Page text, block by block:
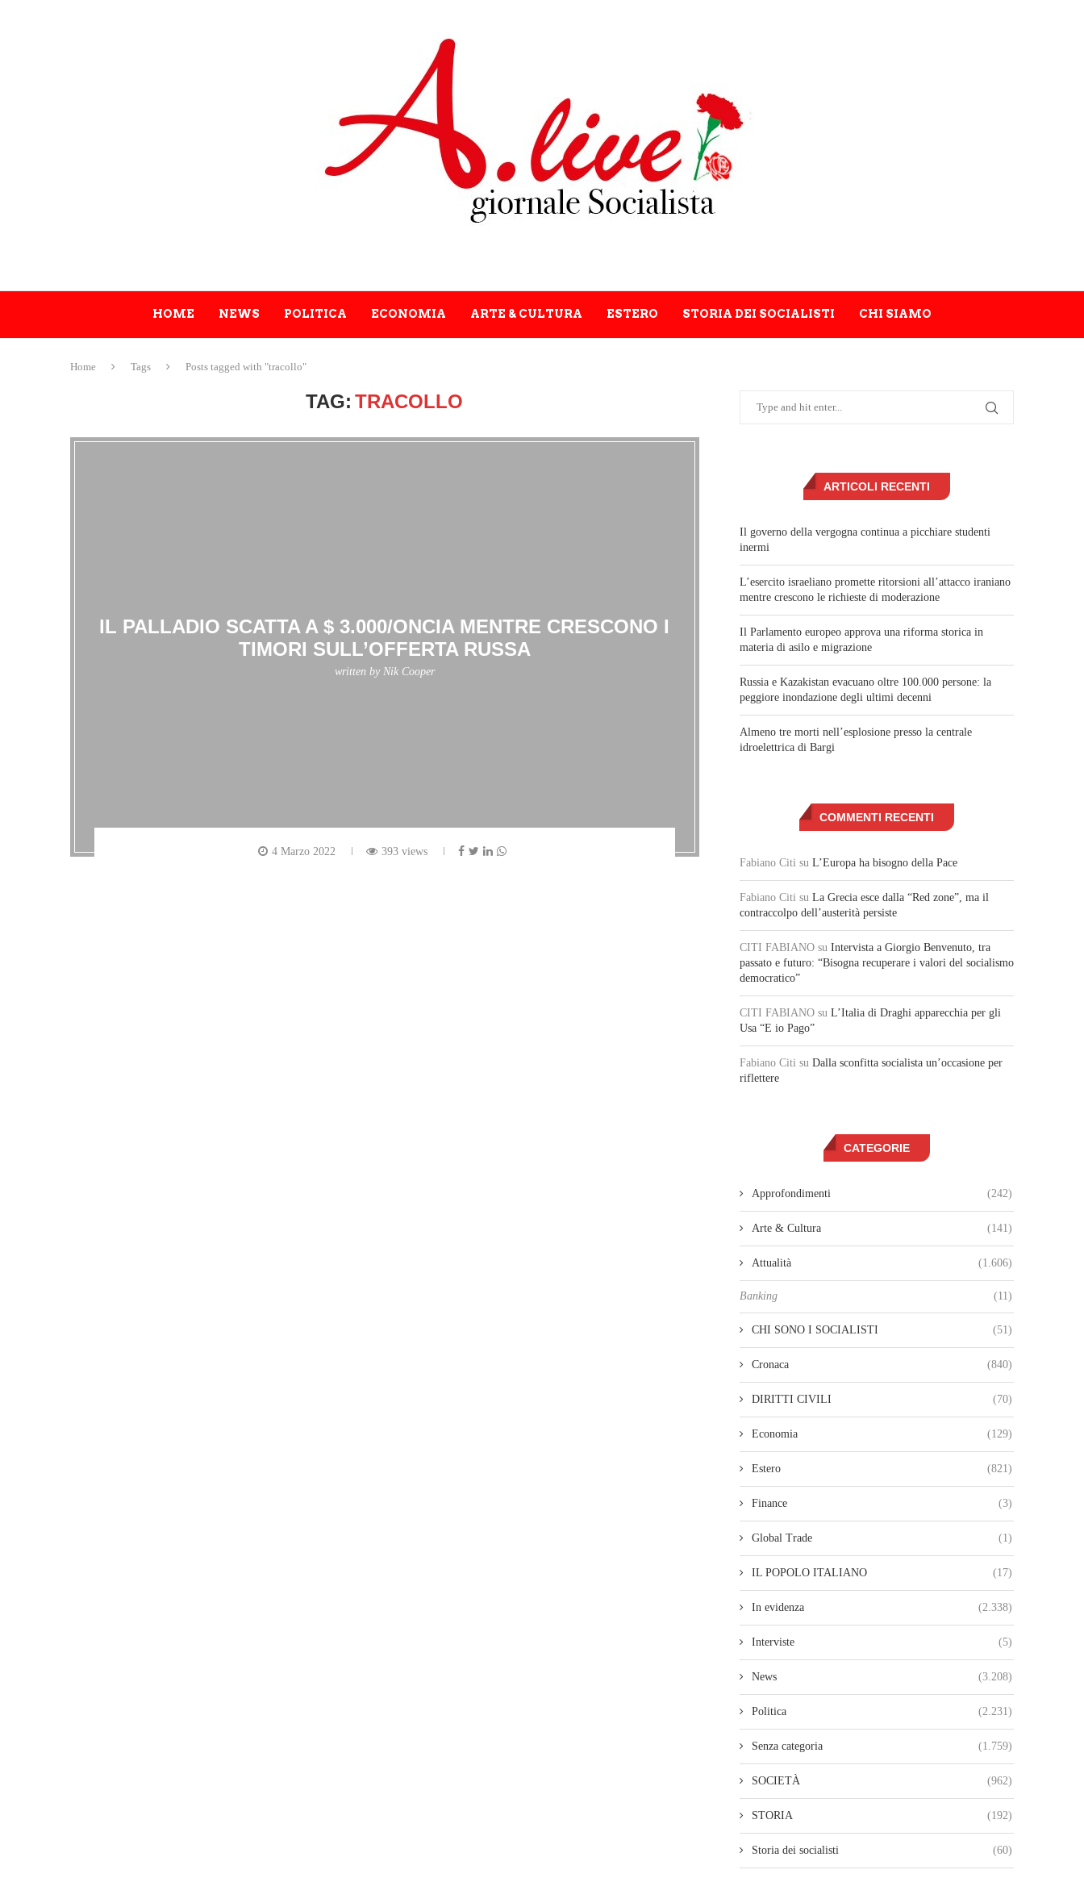
HOME NEWS POLITICA ECONOMIA ARTE & CULTURA ESTERO STORIA DEI SOCIALISTI CHI SIAMO
Home Tags Posts tagged with "tracollo"
TAG: TRACOLLO
IL PALLADIO SCATTA A $ 3.000/ONCIA MENTRE CRESCONO I
TIMORI SULL’OFFERTA RUSSA
written by Nik Cooper
4 Marzo 2022 393 views
ARTICOLI RECENTI
Il governo della vergogna continua a picchiare studenti
inermi
L’esercito israeliano promette ritorsioni all’attacco iraniano
mentre crescono le richieste di moderazione
Il Parlamento europeo approva una riforma storica in
materia di asilo e migrazione
Russia e Kazakistan evacuano oltre 100.000 persone: la
peggiore inondazione degli ultimi decenni
Almeno tre morti nell’esplosione presso la centrale
idroelettrica di Bargi
COMMENTI RECENTI
Fabiano Citi su L’Europa ha bisogno della Pace
Fabiano Citi su La Grecia esce dalla “Red zone”, ma il
contraccolpo dell’austerità persiste
CITI FABIANO su Intervista a Giorgio Benvenuto, tra
passato e futuro: “Bisogna recuperare i valori del socialismo
democratico”
CITI FABIANO su L’Italia di Draghi apparecchia per gli
Usa “E io Pago”
Fabiano Citi su Dalla sconfitta socialista un’occasione per
riflettere
CATEGORIE
Approfondimenti (242)
Arte & Cultura (141)
Attualità (1.606)
Banking (11)
CHI SONO I SOCIALISTI (51)
Cronaca (840)
DIRITTI CIVILI (70)
Economia (129)
Estero (821)
Finance (3)
Global Trade (1)
IL POPOLO ITALIANO (17)
In evidenza (2.338)
Interviste (5)
News (3.208)
Politica (2.231)
Senza categoria (1.759)
SOCIETÀ (962)
STORIA (192)
Storia dei socialisti (60)